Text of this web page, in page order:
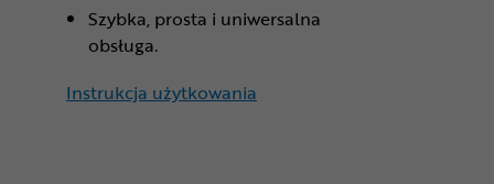
Szybka, prosta i uniwersalna
obsługa.
Instrukcja użytkowania